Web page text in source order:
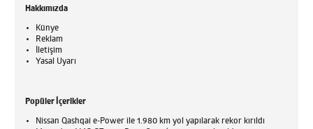
Hakkımızda
Künye
Reklam
İletişim
Yasal Uyarı
Popüler İçerikler
Nissan Qashqai e-Power ile 1.980 km yol yapılarak rekor kırıldı